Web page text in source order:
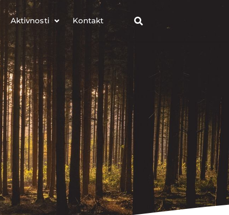
Aktivnosti Kontakt